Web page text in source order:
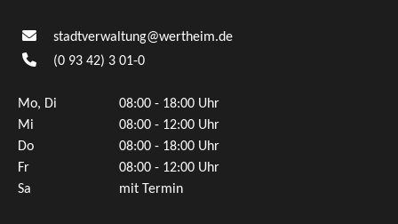
stadtverwaltung@wertheim.de
(0 93 42) 3 01-0
Mo, Di
08:00 - 18:00 Uhr
Mi
08:00 - 12:00 Uhr
Do
08:00 - 18:00 Uhr
Fr
08:00 - 12:00 Uhr
Sa
mit Termin